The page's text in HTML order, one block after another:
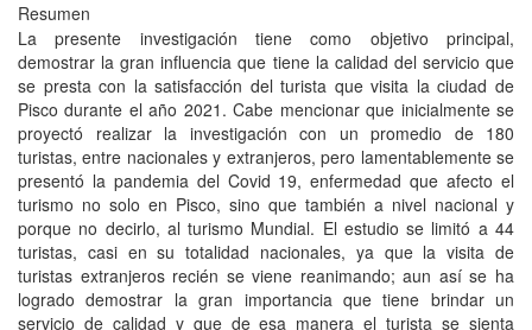
Resumen
La presente investigación tiene como objetivo principal,
demostrar la gran influencia que tiene la calidad del servicio que
se presta con la satisfacción del turista que visita la ciudad de
Pisco durante el año 2021. Cabe mencionar que inicialmente se
proyectó realizar la investigación con un promedio de 180
turistas, entre nacionales y extranjeros, pero lamentablemente se
presentó la pandemia del Covid 19, enfermedad que afecto el
turismo no solo en Pisco, sino que también a nivel nacional y
porque no decirlo, al turismo Mundial. El estudio se limitó a 44
turistas, casi en su totalidad nacionales, ya que la visita de
turistas extranjeros recién se viene reanimando; aun así se ha
logrado demostrar la gran importancia que tiene brindar un
servicio de calidad y que de esa manera el turista se sienta